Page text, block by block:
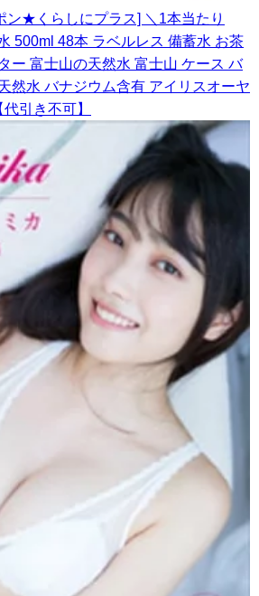
ン★くらしにプラス] ＼1本当たり
500ml 48本 ラベルレス 備蓄水 お茶
ー 富士山の天然水 富士山 ケース バ
然水 バナジウム含有 アイリスオーヤ
引き不可】